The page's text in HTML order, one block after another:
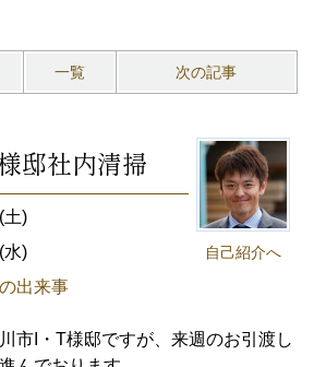
一覧 次の記事
自己紹介へ
邸社内清掃
土)
水)
出来事
市I・T様邸ですが、来週のお引渡し